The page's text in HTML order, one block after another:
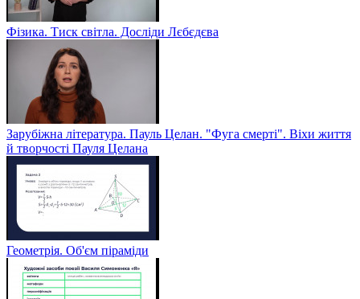
Фізика. Тиск світла. Досліди Лєбєдєва
Зарубіжна література. Пауль Целан. "Фуга смерті". Віхи життя
й творчості Пауля Целана
Геометрія. Об'єм піраміди